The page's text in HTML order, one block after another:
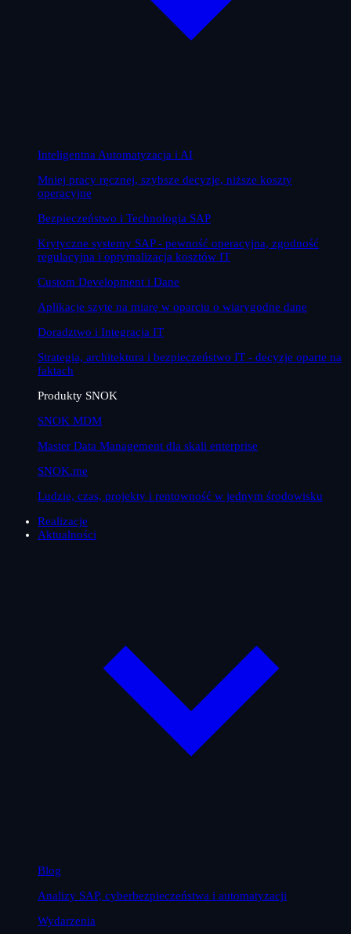
Inteligentna Automatyzacja i AI
Mniej pracy ręcznej, szybsze decyzje, niższe koszty
operacyjne
Bezpieczeństwo i Technologia SAP
Krytyczne systemy SAP - pewność operacyjna, zgodność
regulacyjna i optymalizacja kosztów IT
Custom Development i Dane
Aplikacje szyte na miarę w oparciu o wiarygodne dane
Doradztwo i Integracja IT
Strategia, architektura i bezpieczeństwo IT - decyzje oparte na
faktach
Produkty SNOK
SNOK MDM
Master Data Management dla skali enterprise
SNOK.me
Ludzie, czas, projekty i rentowność w jednym środowisku
Realizacje
Aktualności
Blog
Analizy SAP, cyberbezpieczeństwa i automatyzacji
Wydarzenia